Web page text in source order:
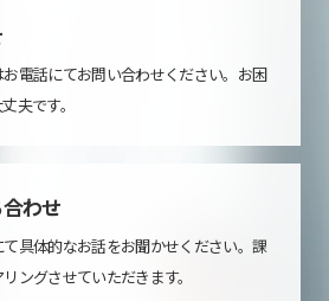
電話にてお問い合わせください。お困
夫です。
わせ
具体的なお話をお聞かせください。課
ングさせていただきます。